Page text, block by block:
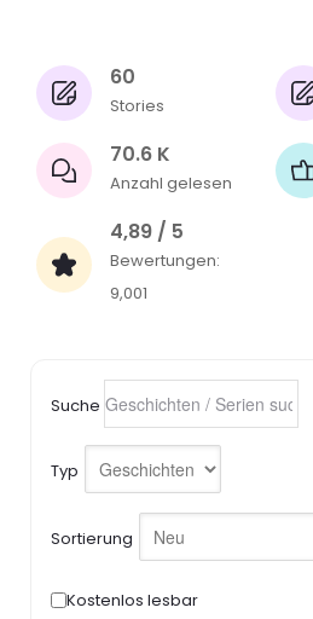
60
Stories
70.6 K
Anzahl gelesen
4,89 / 5
Bewertungen:
9,001
Suche
Typ
Sortierung
Kostenlos lesbar